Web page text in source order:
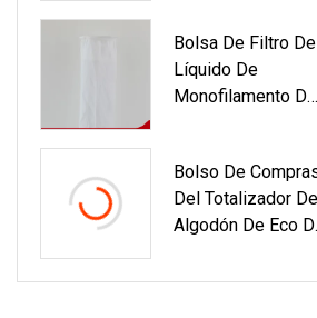
Madera, Zapatero
Moderno
Bolsa De Filtro De
Líquido De
Monofilamento De
Bolso De
Del Totalizador
Algodón De Eco
Encargo Al Por